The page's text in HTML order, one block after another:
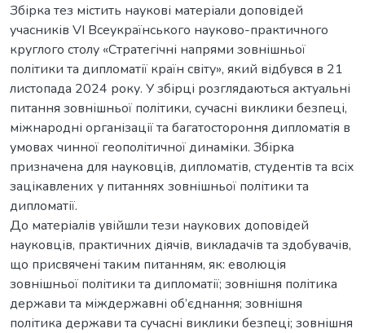
Збірка тез містить наукові матеріали доповідей
учасників VI Всеукраїнського науково-практичного
круглого столу «Стратегічні напрями зовнішньої
політики та дипломатії країн світу», який відбувся в 21
листопада 2024 року. У збірці розглядаються актуальні
питання зовнішньої політики, сучасні виклики безпеці,
міжнародні організації та багатостороння дипломатія в
умовах чинної геополітичної динаміки. Збірка
призначена для науковців, дипломатів, студентів та всіх
зацікавлених у питаннях зовнішньої політики та
дипломатії.
До матеріалів увійшли тези наукових доповідей
науковців, практичних діячів, викладачів та здобувачів,
що присвячені таким питанням, як: еволюція
зовнішньої політики та дипломатії; зовнішня політика
держави та міждержавні об’єднання; зовнішня
політика держави та сучасні виклики безпеці; зовнішня